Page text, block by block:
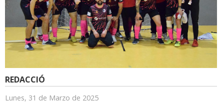
REDACCIÓ
Lunes, 31 de Marzo de 2025